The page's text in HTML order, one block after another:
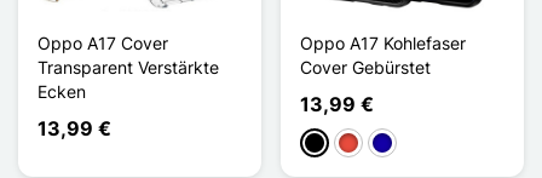
Oppo A17 Cover
Transparent Verstärkte
Ecken
13,99 €
Oppo A17 Kohlefaser
Cover Gebürstet
13,99 €
Schwarz
Rot Dunkelblau